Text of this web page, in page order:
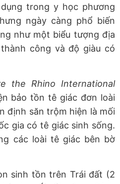
trong y học phương
ngày càng phổ biến
như một biểu tượng địa
công và độ giàu có
the Rhino International
bảo tồn tê giác đơn loài
định săn trộm hiện là mối
gia có tê giác sinh sống.
các loài tê giác bên bờ
sinh tồn trên Trái đất (2